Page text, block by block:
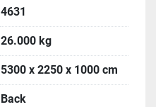
4631
26.000 kg
5300 x 2250 x 1000 cm
Back